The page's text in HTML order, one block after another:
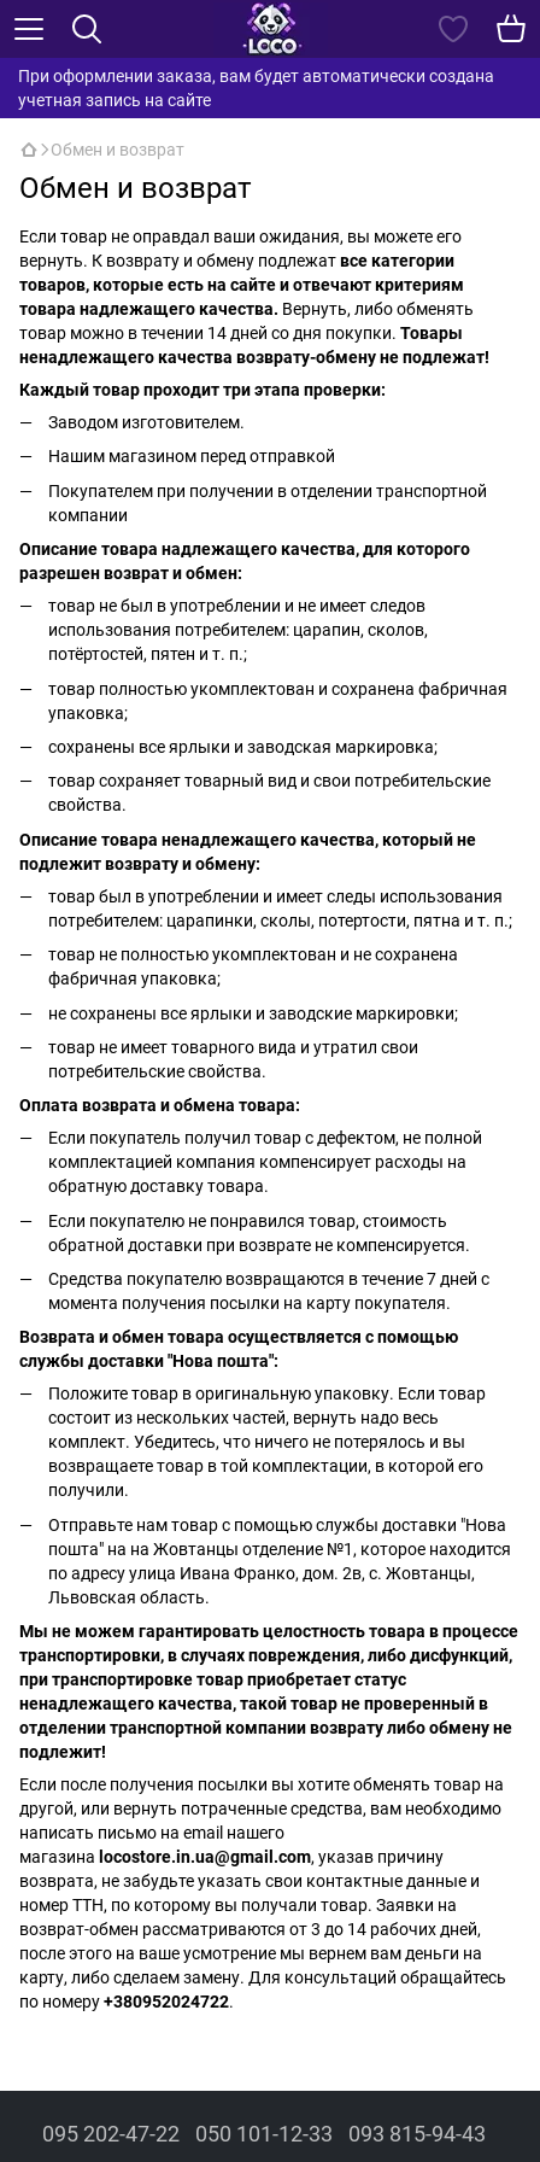
При оформлении заказа, вам будет автоматически создана
учетная запись на сайте
Обмен и возврат
Обмен и возврат
Если товар не оправдал ваши ожидания, вы можете его
вернуть. К возврату и обмену подлежатвсе категории
товаров, которые есть на сайте и отвечают критериям
товара надлежащего качества. Вернуть, либо обменять
товар можно в течении 14 дней со дня покупки. Товары
ненадлежащего качества возврату-обмену не подлежат!
Каждый товар проходит три этапа проверки:
Заводом изготовителем.
Нашим магазином перед отправкой
Покупателем при получении в отделении транспортной
компании
Описание товара надлежащего качества, для которого
разрешен возврат и обмен:
товар не был в употреблении и не имеет следов
использования потребителем: царапин, сколов,
потёртостей, пятен и т. п.;
товар полностью укомплектован и сохранена фабричная
упаковка;
сохранены все ярлыки и заводская маркировка;
товар сохраняет товарный вид и свои потребительские
свойства.
Описание товара ненадлежащего качества, который не
подлежит возврату и обмену:
товар был в употреблении и имеет следы использования
потребителем: царапинки, сколы, потертости, пятна и т. п.;
товар не полностью укомплектован и не сохранена
фабричная упаковка;
не сохранены все ярлыки и заводские маркировки;
товар не имеет товарного вида и утратил свои
потребительские свойства.
Оплата возврата и обмена товара:
Если покупатель получил товар с дефектом, не полной
комплектацией компания компенсирует расходы на
обратную доставку товара.
Если покупателю не понравился товар, стоимость
обратной доставки при возврате не компенсируется.
Средства покупателю возвращаются в течение 7 дней с
момента получения посылки на карту покупателя.
Возврата и обмен товара осуществляется с помощью
службы доставки "Нова пошта":
Положите товар в оригинальную упаковку. Если товар
состоит из нескольких частей, вернуть надо весь
комплект. Убедитесь, что ничего не потерялось и вы
возвращаете товар в той комплектации, в которой его
получили.
Отправьте нам товар с помощью службы доставки "Нова
пошта" на на Жовтанцы отделение №1, которое находится
по адресу улица Ивана Франко, дом. 2в, с. Жовтанцы,
Львовская область.
Мы не можем гарантировать целостность товара в процессе
транспортировки, в случаях повреждения, либо дисфункций,
при транспортировке товар приобретает статус
ненадлежащего качества, такой товар не проверенный в
отделении транспортной компании возврату либо обмену не
подлежит!
Если после получения посылки вы хотите обменять товар на
другой, или вернуть потраченные средства, вам необходимо
написать письмо на email нашего
магазина locostore.in.ua@gmail.com, указав причину
возврата, не забудьте указать свои контактные данные и
номер ТТН, по которому вы получали товар. Заявки на
возврат-обмен рассматриваются от 3 до 14 рабочих дней,
после этого на ваше усмотрение мы вернем вам деньги на
карту, либо сделаем замену. Для консультаций обращайтесь
по номеру+380952024722.
095 202-47-22 050 101-12-33
093 815-94-43